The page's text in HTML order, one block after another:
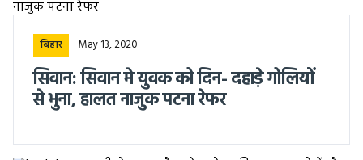
बिहार May 13, 2020
सिवान: सिवान मे युवक को दिन- दहाड़े गोलियों
से भुना, हालत नाजुक पटना रेफर